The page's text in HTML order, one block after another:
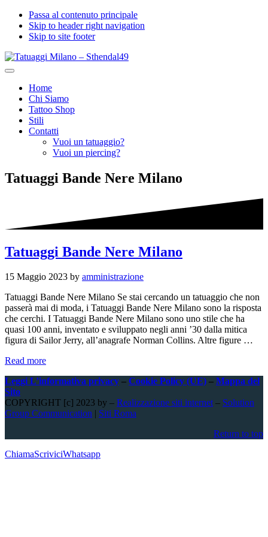
Passa al contenuto principale
Skip to header right navigation
Skip to site footer
Tatuaggi
Sthendal49
Menu
Home
Chi Siamo
Tattoo Shop
Stili
Contatti
Vuoi un tatuaggio?
Vuoi un piercing?
Tatuaggi Bande Nere Milano
Tatuaggi Bande Nere Milano
15 Maggio 2023 by amministrazione
Tatuaggi Bande Nere Milano Se stai cercando un tatuaggio che non
passerà mai di moda, i Tatuaggi Bande Nere Milano sono la risposta
che cerchi. I Tatuaggi Bande Nere Milano sono uno stile che ha
quasi 100 anni, inventato e sviluppato negli anni ’30 dalla mitica
figura di Sailor Jerry, all’anagrafe Norman Collins. Altre figure …
Read moreTatuaggi
Nere
Leggi L’informativa privacy – Cookie Policy (UE) – Mappa del
Sito
COPYRIGHT [c] 2023 by – Realizzazione siti internet– Solution
Group Communication
Siti Roma
Return to top
ChiamaScriviciWhatsapp